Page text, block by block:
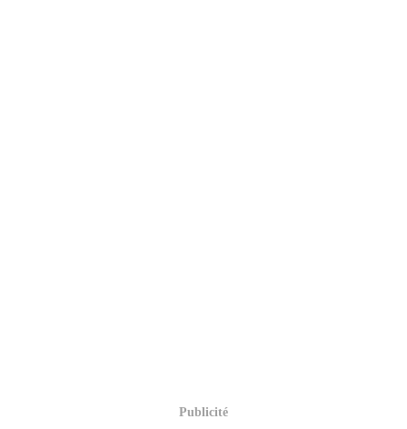
Publicité